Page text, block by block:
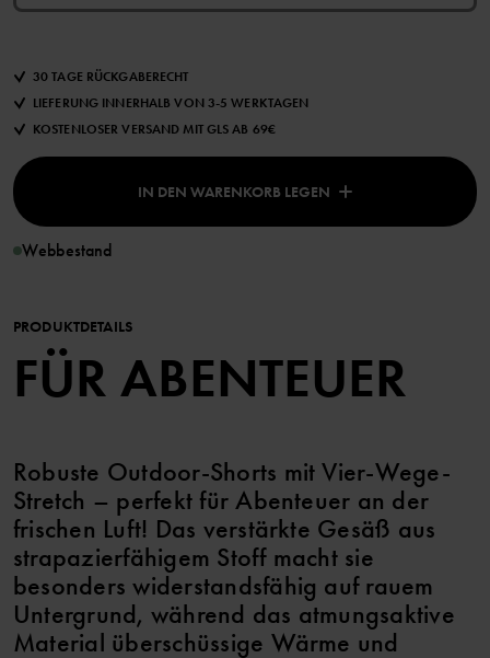
30 TAGE RÜCKGABERECHT
LIEFERUNG INNERHALB VON 3-5 WERKTAGEN
KOSTENLOSER VERSAND MIT GLS AB 69€
IN DEN WARENKORB LEGEN
Webbestand
PRODUKTDETAILS
FÜR ABENTEUER
Robuste Outdoor-Shorts mit Vier-Wege-
Stretch – perfekt für Abenteuer an der
frischen Luft! Das verstärkte Gesäß aus
strapazierfähigem Stoff macht sie
besonders widerstandsfähig auf rauem
Untergrund, während das atmungsaktive
Material überschüssige Wärme und